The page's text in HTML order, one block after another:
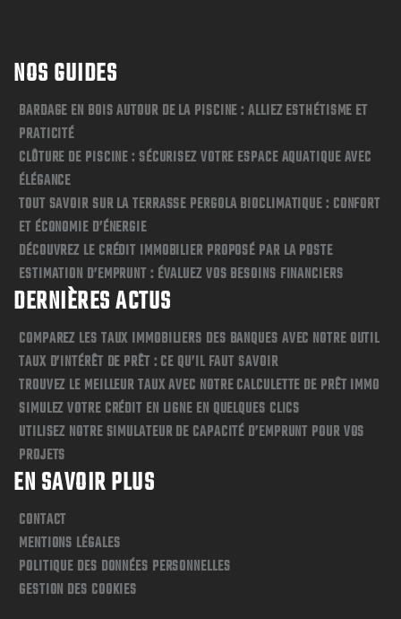
NOS GUIDES
BARDAGE EN BOIS AUTOUR DE LA PISCINE : ALLIEZ ESTHÉTISME ET
PRATICITÉ
CLÔTURE DE PISCINE : SÉCURISEZ VOTRE ESPACE AQUATIQUE AVEC
ÉLÉGANCE
TOUT SAVOIR SUR LA TERRASSE PERGOLA BIOCLIMATIQUE : CONFORT
ET ÉCONOMIE D’ÉNERGIE
DÉCOUVREZ LE CRÉDIT IMMOBILIER PROPOSÉ PAR LA POSTE
ESTIMATION D’EMPRUNT : ÉVALUEZ VOS BESOINS FINANCIERS
DERNIÈRES ACTUS
COMPAREZ LES TAUX IMMOBILIERS DES BANQUES AVEC NOTRE OUTIL
TAUX D’INTÉRÊT DE PRÊT : CE QU’IL FAUT SAVOIR
TROUVEZ LE MEILLEUR TAUX AVEC NOTRE CALCULETTE DE PRÊT IMMO
SIMULEZ VOTRE CRÉDIT EN LIGNE EN QUELQUES CLICS
UTILISEZ NOTRE SIMULATEUR DE CAPACITÉ D’EMPRUNT POUR VOS
PROJETS
EN SAVOIR PLUS
CONTACT
MENTIONS LÉGALES
POLITIQUE DES DONNÉES PERSONNELLES
GESTION DES COOKIES